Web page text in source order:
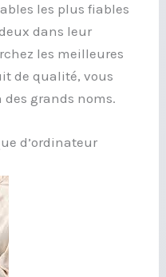
les plus fiables
dans leur
les meilleures
de qualité, vous
des grands noms.
d’ordinateur